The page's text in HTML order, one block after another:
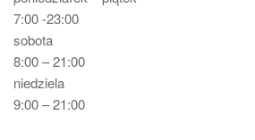
7:00 -23:00
sobota
8:00 – 21:00
niedziela
9:00 – 21:00